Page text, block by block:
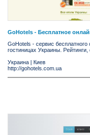
GoHotels - Бесплатное
GoHotels - сервис
гостиницах Украины.
Украина
Киев
http://gohotels.com.ua